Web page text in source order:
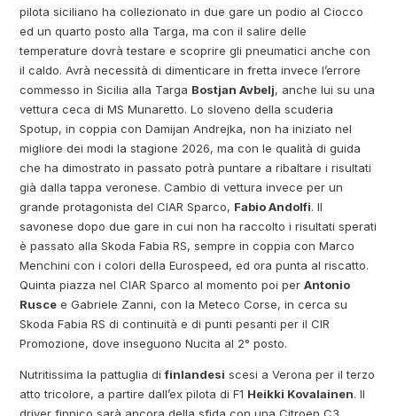
pilota siciliano ha collezionato in due gare un podio al Ciocco
ed un quarto posto alla Targa, ma con il salire delle
temperature dovrà testare e scoprire gli pneumatici anche con
il caldo. Avrà necessità di dimenticare in fretta invece l’errore
commesso in Sicilia alla Targa Bostjan Avbelj, anche lui su una
vettura ceca di MS Munaretto. Lo sloveno della scuderia
Spotup, in coppia con Damijan Andrejka, non ha iniziato nel
migliore dei modi la stagione 2026, ma con le qualità di guida
che ha dimostrato in passato potrà puntare a ribaltare i risultati
già dalla tappa veronese. Cambio di vettura invece per un
grande protagonista del CIAR Sparco, Fabio Andolfi. Il
savonese dopo due gare in cui non ha raccolto i risultati sperati
è passato alla Skoda Fabia RS, sempre in coppia con Marco
Menchini con i colori della Eurospeed, ed ora punta al riscatto.
Quinta piazza nel CIAR Sparco al momento poi perAntonio
Rusce e Gabriele Zanni, con la Meteco Corse, in cerca su
Skoda Fabia RS di continuità e di punti pesanti per il CIR
Promozione, dove inseguono Nucita al 2° posto.
Nutritissima la pattuglia difinlandesi scesi a Verona per il terzo
atto tricolore, a partire dall’ex pilota di F1 Heikki Kovalainen. Il